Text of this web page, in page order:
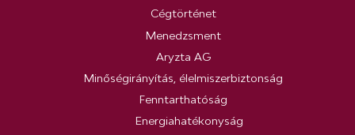
Cégtörténet
Menedzsment
Aryzta AG
Minőségirányítás, élelmiszerbiztonság
Fenntarthatóság
Energiahatékonyság